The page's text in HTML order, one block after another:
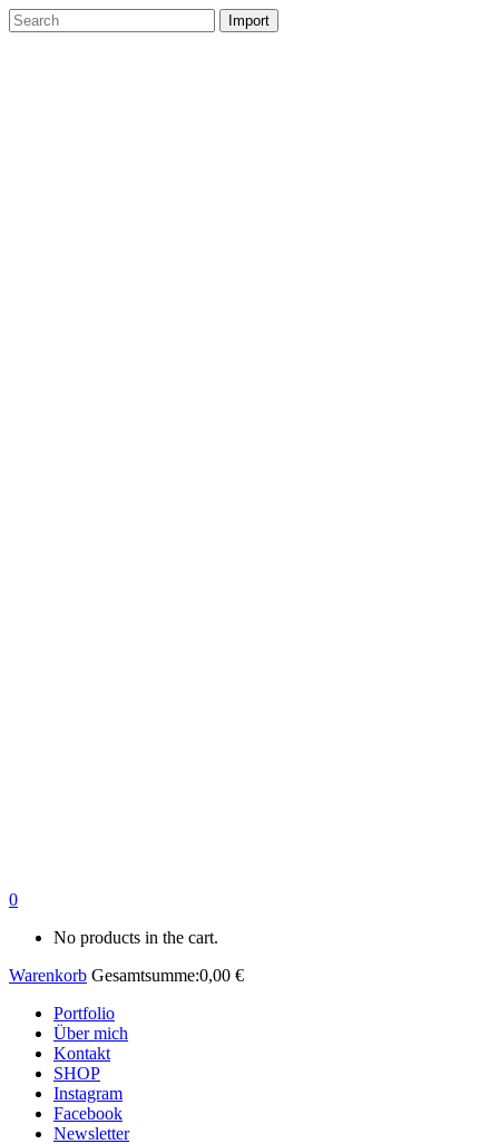
0
No products in the cart.
Warenkorb Gesamtsumme:0,00 €
Portfolio
Über mich
Kontakt
SHOP
Instagram
Facebook
Newsletter